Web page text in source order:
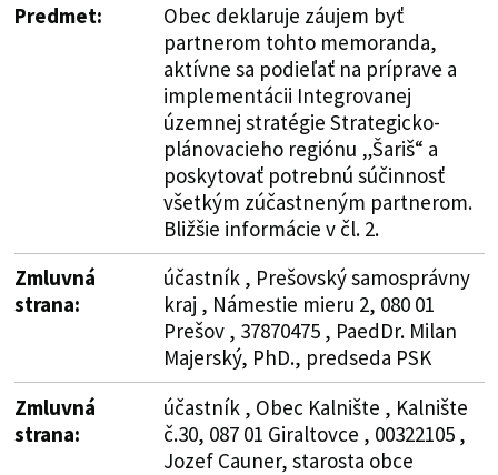
Predmet:
Obec deklaruje záujem byť
partnerom tohto memoranda,
aktívne sa podieľať na príprave a
implementácii Integrovanej
územnej stratégie Strategicko-
plánovacieho regiónu „Šariš“ a
poskytovať potrebnú súčinnosť
všetkým zúčastneným partnerom.
Bližšie informácie v čl. 2.
Zmluvná
strana:
účastník , Prešovský samosprávny
kraj , Námestie mieru 2, 080 01
Prešov , 37870475 , PaedDr. Milan
Majerský, PhD., predseda PSK
Zmluvná
strana:
účastník , Obec Kalnište , Kalnište
č.30, 087 01 Giraltovce , 00322105 ,
Jozef Cauner, starosta obce